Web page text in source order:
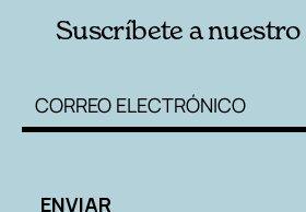
Suscríbete a